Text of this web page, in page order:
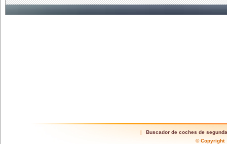
Buscador de coches de
©